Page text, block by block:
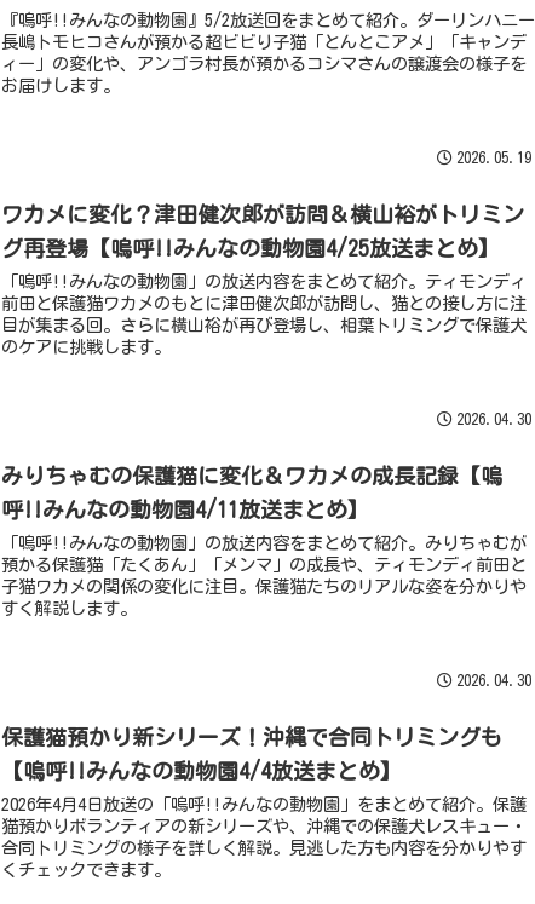
『嗚呼!!みんなの動物園』5/2放送回をまとめて紹介。ダーリンハニー
長嶋トモヒコさんが預かる超ビビり子猫「とんとこアメ」「キャンデ
ィー」の変化や、アンゴラ村長が預かるコシマさんの譲渡会の様子を
お届けします。
2026.05.19
ワカメに変化？津田健次郎が訪問＆横山裕がトリミン
グ再登場【嗚呼!!みんなの動物園4/25放送まとめ】
「嗚呼!!みんなの動物園」の放送内容をまとめて紹介。ティモンディ
前田と保護猫ワカメのもとに津田健次郎が訪問し、猫との接し方に注
目が集まる回。さらに横山裕が再び登場し、相葉トリミングで保護犬
のケアに挑戦します。
2026.04.30
みりちゃむの保護猫に変化＆ワカメの成長記録【嗚
呼!!みんなの動物園4/11放送まとめ】
「嗚呼!!みんなの動物園」の放送内容をまとめて紹介。みりちゃむが
預かる保護猫「たくあん」「メンマ」の成長や、ティモンディ前田と
子猫ワカメの関係の変化に注目。保護猫たちのリアルな姿を分かりや
すく解説します。
2026.04.30
保護猫預かり新シリーズ！沖縄で合同トリミングも
【嗚呼!!みんなの動物園4/4放送まとめ】
2026年4月4日放送の「嗚呼!!みんなの動物園」をまとめて紹介。保護
猫預かりボランティアの新シリーズや、沖縄での保護犬レスキュー・
合同トリミングの様子を詳しく解説。見逃した方も内容を分かりやす
くチェックできます。